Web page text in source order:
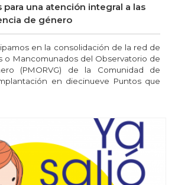
para una atención integral a las
de género
en la consolidación de la red de
o Mancomunados del Observatorio de
(PMORVG) de la Comunidad de
en diecinueve Puntos que